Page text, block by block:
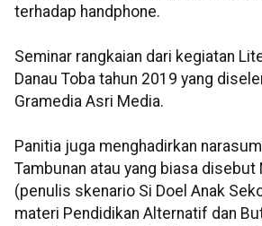
terhadap handphone.
Seminar rangkaian dari kegiatan
Danau Toba tahun 2019 yang
Gramedia Asri Media.
Panitia juga menghadirkan
Tambunan atau yang biasa disebut
(penulis skenario Si Doel Anak
materi Pendidikan Alternatif dan